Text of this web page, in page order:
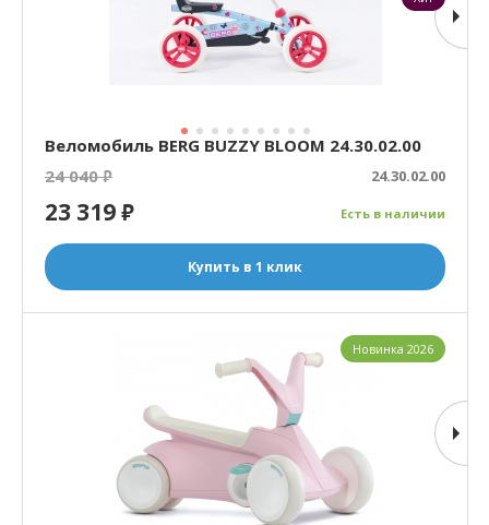
Веломобиль BERG BUZZY BLOOM 24.30.02.00
24 040₽ 24.30.02.00
Есть в наличии
23 319₽
Купить в 1 клик
Новинка 2026